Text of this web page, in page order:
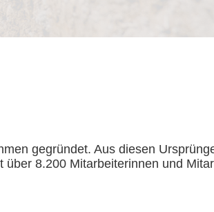
gegründet. Aus diesen
8.200 Mitarbeiterinnen und